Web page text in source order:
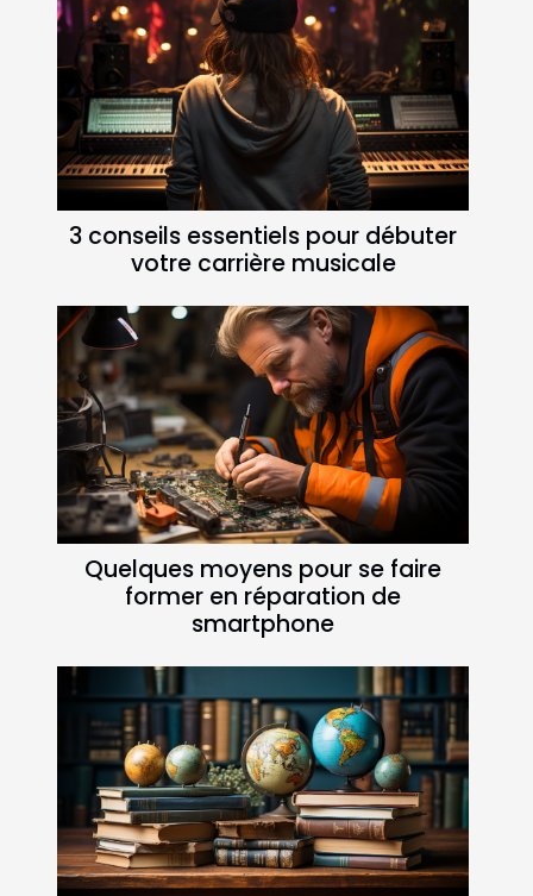
3 conseils essentiels pour débuter
votre carrière musicale
Quelques moyens pour se faire
former en réparation de
smartphone